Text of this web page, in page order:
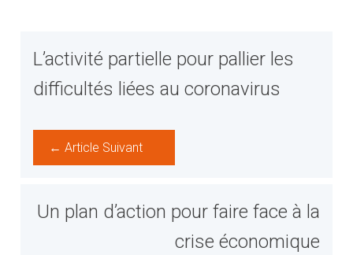
L’activité partielle pour pallier les
difficultés liées au coronavirus
← Article Suivant
Un plan d’action pour faire face à la
crise économique